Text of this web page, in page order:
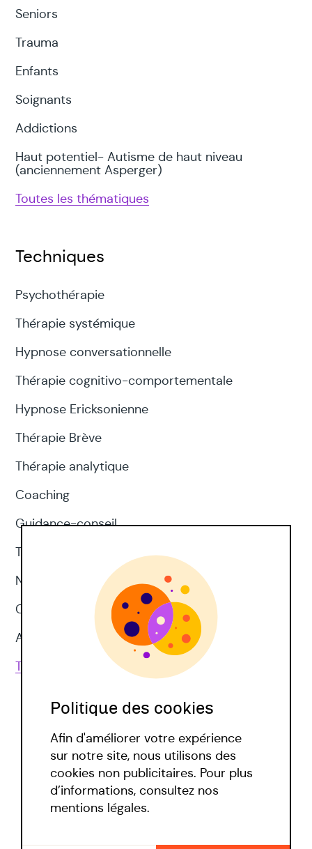
Seniors
Trauma
Enfants
Soignants
Addictions
Haut potentiel- Autisme de haut niveau
(anciennement Asperger)
Toutes les thématiques
Techniques
Psychothérapie
Thérapie systémique
Hypnose conversationnelle
Thérapie cognitivo-comportementale
Hypnose Ericksonienne
Thérapie Brève
Thérapie analytique
Coaching
Guidance-conseil
Thérapie d'acceptation et d'engagement
Neuropsychologie
CNV
Approches corporelles
Toutes les techniques
Politique covid
Politique des cookies
Afin d'améliorer votre expérience
sur notre site, nous utilisons des
cookies non publicitaires. Pour plus
d’informations, consultez nos
mentions légales.